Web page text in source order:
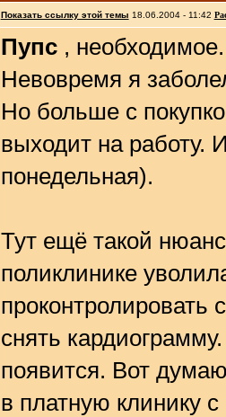
Показать ссылку этой темы 18.06.2004 - 11:42
Пупс,
Невовремя я
Но больше с
выходит на работу.
понедельная).
Тут ещё такой
поликлинике
проконтролировать
снять
появится. Вот
в платную клинику с